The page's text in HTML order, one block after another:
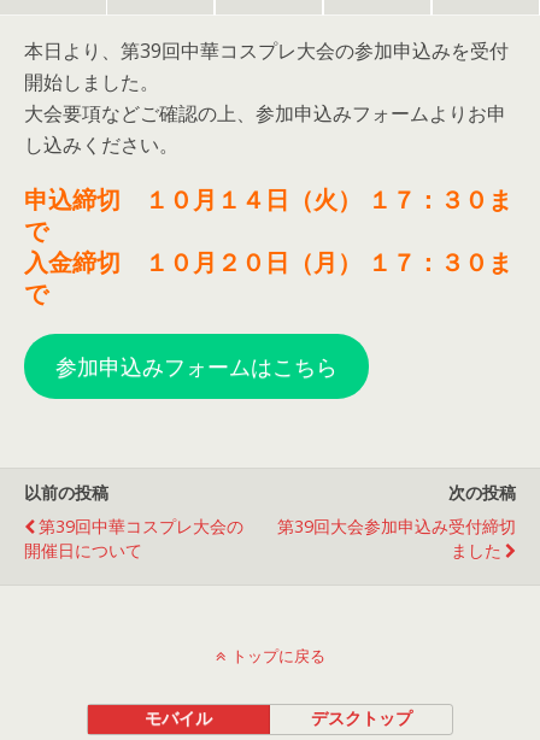
本日より、第39回中華コスプレ大会の参加申込みを受付
開始しました。
大会要項などご確認の上、参加申込みフォームよりお申
し込みください。
申込締切 １０月１４日（火） １７：３０ま
で
入金締切 １０月２０日（月） １７：３０ま
で
参加申込みフォームはこちら
以前の投稿
第39回中華コスプレ大会の
開催日について
次の投稿
第39回大会参加申込み受付締切
ました
トップに戻る
モバイル デスクトップ